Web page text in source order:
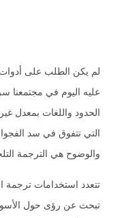
لم يكن الطلب على أدوات
عليه اليوم في مجتمعنا
الحدود واللغات بمعدل
التي تتفوق في سد الفجوات
والوضوح هي الترجمة
تتعدد استخدامات ترجمة
تبحث عن رؤى حول